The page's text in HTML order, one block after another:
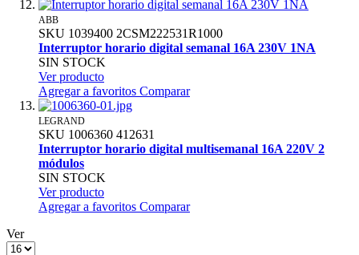
ABB
SKU 1039400 2CSM222531R1000
Interruptor horario digital semanal 16A 230V 1NA
SIN STOCK
Ver producto
Agregar a favoritos Comparar
LEGRAND
SKU 1006360 412631
Interruptor horario digital multisemanal 16A 220V 2
módulos
SIN STOCK
Ver producto
Agregar a favoritos Comparar
Ver